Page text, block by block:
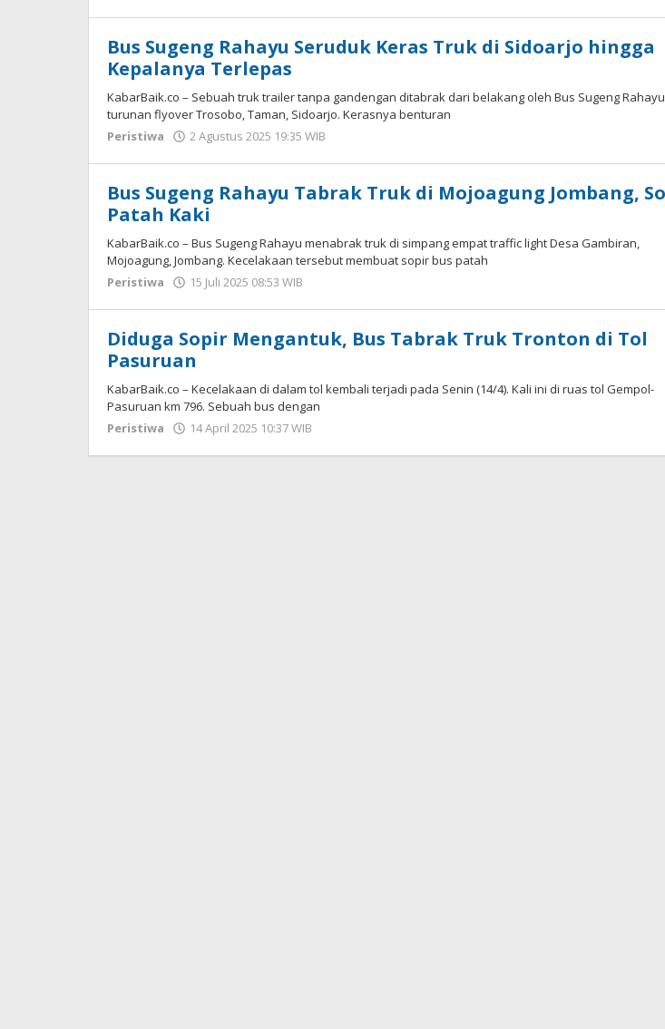
Bus Sugeng Rahayu Seruduk Keras Truk di Sidoarjo hingga
Kepalanya Terlepas
KabarBaik.co – Sebuah truk trailer tanpa gandengan ditabrak dari belakang oleh Bus Sugeng
turunan flyover Trosobo, Taman, Sidoarjo. Kerasnya benturan
Peristiwa
2 Agustus 2025 19:35 WIB
Bus Sugeng Rahayu Tabrak Truk di Mojoagung Jombang,
Patah Kaki
KabarBaik.co – Bus Sugeng Rahayu menabrak truk di simpang empat traffic light Desa Gambiran,
Mojoagung, Jombang. Kecelakaan tersebut membuat sopir bus patah
Peristiwa
15 Juli 2025 08:53 WIB
Diduga Sopir Mengantuk, Bus Tabrak Truk Tronton di Tol
Pasuruan
KabarBaik.co – Kecelakaan di dalam tol kembali terjadi pada Senin (14/4). Kali ini di ruas tol Gempol-
Pasuruan km 796. Sebuah bus dengan
Peristiwa
14 April 2025 10:37 WIB